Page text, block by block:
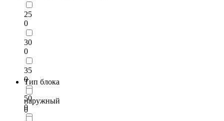
25
0
30
0
35
0
50
0
Тип блока
наружный
0